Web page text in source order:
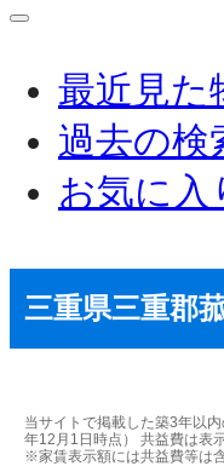
最近見た
過去の検
お気に入
三重県三重郡
当サイトで掲載した築3年以
年12月1日時点） 共益費は表
※家賃表示額には共益費等は